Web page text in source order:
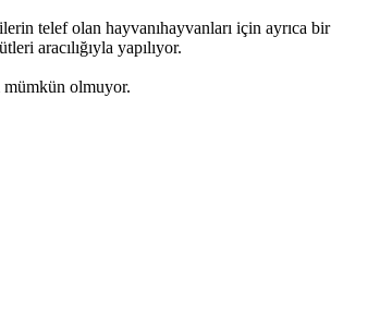
telef olan hayvanıhayvanları için ayrıca bir
aracılığıyla yapılıyor.
mümkün olmuyor.